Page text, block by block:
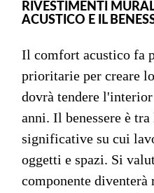
RIVESTIMENTI
ACUSTICO E IL
Il comfort acustico fa
prioritarie per creare
dovrà tendere
anni. Il benessere è
significative su cui
oggetti e spazi. Si
componente